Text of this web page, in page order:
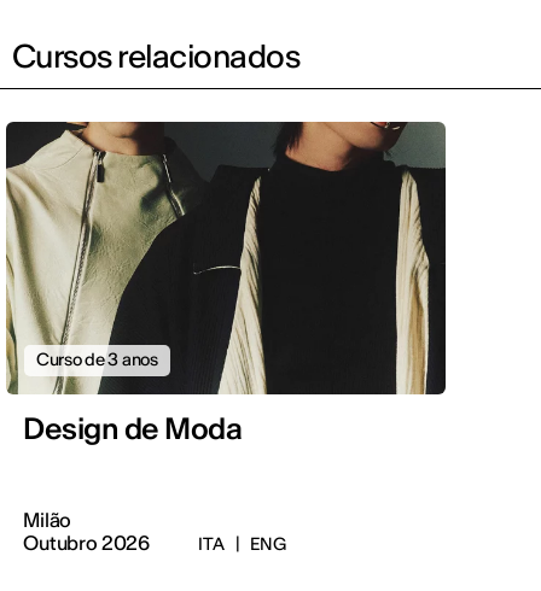
Cursos relacionados
Curso de 3 anos
Design de Moda
Milão
Outubro 2026
ITA | ENG